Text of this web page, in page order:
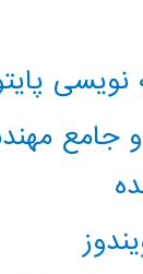
نویسی
و جامع